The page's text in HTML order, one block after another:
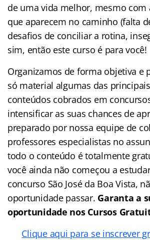
de uma vida melhor, mesmo com
que aparecem no caminho (falta
desafios de conciliar a rotina,
sim, então este curso é para você!
Organizamos de forma objetiva e
só material algumas das
conteúdos cobrados em
intensificar as suas chances de
preparado por nossa equipe de
professores especialistas no
todo o conteúdo é totalmente
você ainda não começou a
concurso São José da Boa Vista,
oportunidade passar. Garanta a
oportunidade nos Cursos
Clique aqui para se inscrever